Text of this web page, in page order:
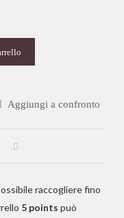
Aggiungi a confronto
raccogliere fino
5 points può